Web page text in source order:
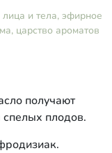
и тела, эфирное
царство ароматов
получают
плодов.